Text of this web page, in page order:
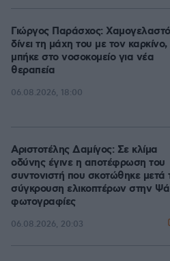
Γιώργος Παράσχος:
δίνει τη μάχη του με τον καρκίνο,
μπήκε στο νοσοκομείο για νέα
θεραπεία
06.08.2026, 18:00
Αριστοτέλης Δαμίγος: Σε κλίμα
οδύνης έγινε η αποτέφρωση του
συντονιστή που σκοτώθηκε μετά
σύγκρουση ελικοπτέρων στην
φωτογραφίες
06.08.2026, 20:03